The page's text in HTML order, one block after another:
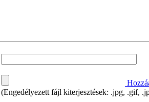
(Engedélyezett fájl kiterjesztések: .jpg, .gif,